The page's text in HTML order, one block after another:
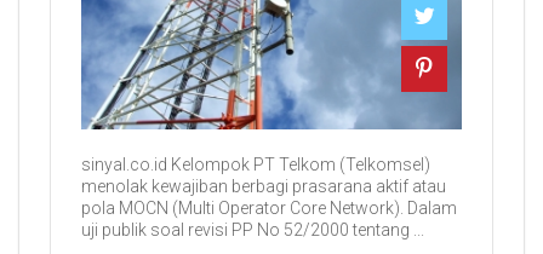
sinyal.co.id Kelompok PT Telkom (Telkomsel)
menolak kewajiban berbagi prasarana aktif atau
pola MOCN (Multi Operator Core Network). Dalam
uji publik soal revisi PP No 52/2000 tentang ...